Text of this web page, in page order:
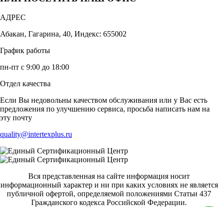
АДРЕС
Абакан, Гагарина, 40, Индекс: 655002
График работы
пн-пт с 9:00 до 18:00
Отдел качества
Если Вы недовольны качеством обслуживания или у Вас есть
предложения по улучшению сервиса, просьба написать нам на
эту почту
quality@intertexplus.ru
Вся представленная на сайте информация носит
информационный характер и ни при каких условиях не является
публичной офертой, определяемой положениями Статьи 437
Гражданского кодекса Российской Федерации.